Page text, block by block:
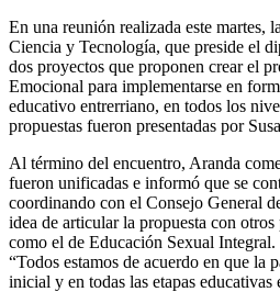
En una reunión realizada este martes,
Ciencia y Tecnología, que preside el
dos proyectos que proponen crear el
Emocional para implementarse en
educativo entrerriano, en todos los
propuestas fueron presentadas por
Al término del encuentro, Aranda
fueron unificadas e informó que se
coordinando con el Consejo General
idea de articular la propuesta con otros
como el de Educación Sexual
“Todos estamos de acuerdo en que la
inicial y en todas las etapas educativas